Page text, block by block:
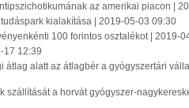
az amerikai piacon |
kialakítása | 2019-05-03 09:30
100 forintos osztalékot | 2019-
17 12:39
átlag alatt az átlagbér a gyógyszertári
szállítását a horvát gyógyszer-